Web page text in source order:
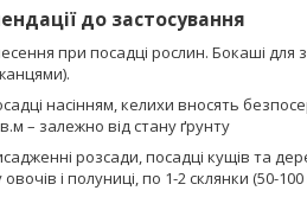
до застосування
при посадці рослин. Бокаші для
насінням, келихи вносять
– залежно від стану ґрунту
розсади, посадці кущів та
і полуниці, по 1-2 склянки (50-